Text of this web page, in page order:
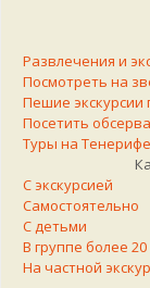
Развлечения и
Посмотреть на
Пешие экскурсии
Посетить
Туры на Тенерифе
С экскурсией
Самостоятельно
С детьми
В группе более
На частной